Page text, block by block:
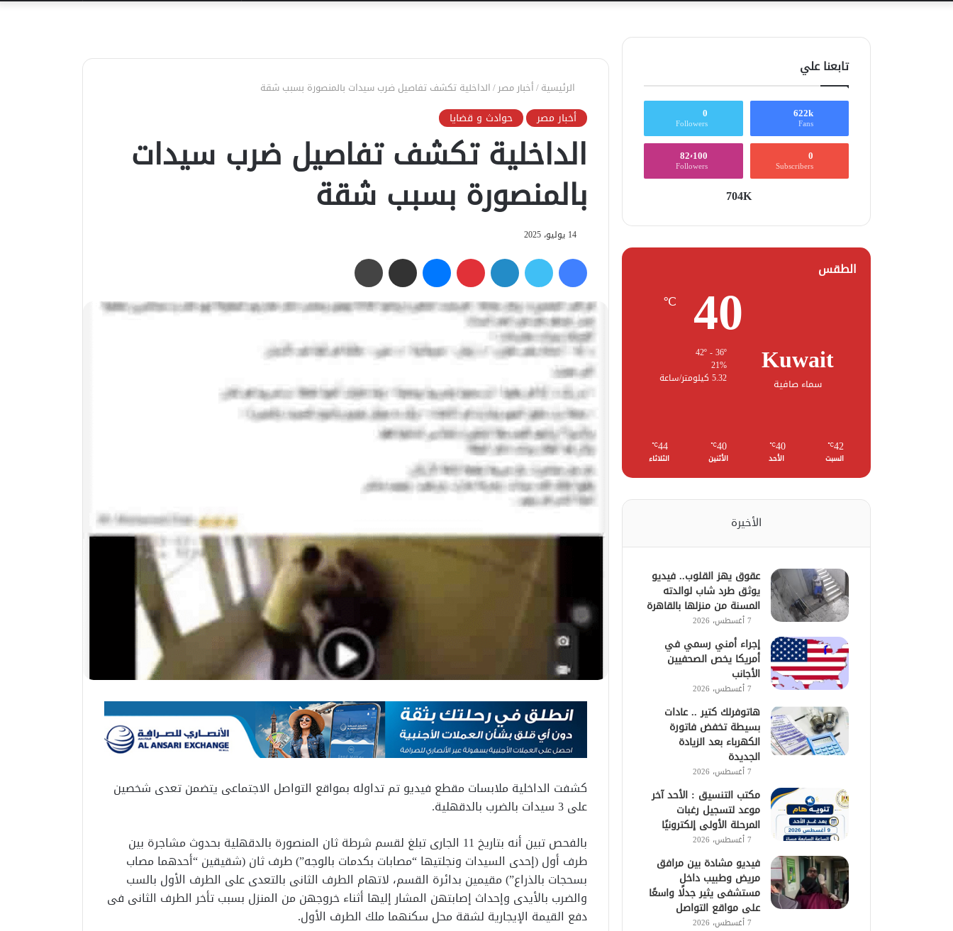
الرئيسية/أخبار مصر/الداخلية تكشف تفاصيل ضرب سيدات بالمنصورة بسبب شقة
أخبار مصر حوادث و قضايا
الداخلية تكشف تفاصيل ضرب سيدات
بالمنصورة بسبب شقة
14 يوليو، 2025
فيسبوك تويتر لينكدإن بينتيريست ماسنجر مشاركة عبر البريد
كشفت الداخلية ملابسات مقطع فيديو تم تداوله بمواقع التواصل الاجتماعى يتضمن تعدى شخصين
على 3 سيدات بالضرب بالدقهلية.
بالفحص تبين أنه بتاريخ 11 الجارى تبلغ لقسم شرطة ثان المنصورة بالدقهلية بحدوث مشاجرة بين
طرف أول (إحدى السيدات ونجلتيها “مصابات بكدمات بالوجه”) طرف ثان (شقيقين “أحدهما مصاب
بسحجات بالذراع”) مقيمين بدائرة القسم، لاتهام الطرف الثانى بالتعدى على الطرف الأول بالسب
والضرب بالأيدى وإحداث إصابتهن المشار إليها أثناء خروجهن من المنزل بسبب تأخر الطرف الثانى فى
دفع القيمة الإيجارية لشقة محل سكنهما ملك الطرف الأول.
تابعنا علي
622k
Fans
0
Followers
0
Subscribers
82٬100
Followers
704K
الطقس
Kuwait
سماء صافية
40
℃
42º - 36º
21%
5.32 كيلومتر/ساعة
42
℃
السبت
40
℃
الأحد
40
℃
الأثنين
44
℃
الثلاثاء
الأخيرة
عقوق يهز القلوب.. فيديو
يوثق طرد شاب لوالدته
المسنة من منزلها بالقاهرة
7 أغسطس، 2026
إجراء أمني رسمي في
أمريكا يخص الصحفيين
الأجانب
7 أغسطس، 2026
هاتوفرلك كتير .. عادات
بسيطة تخفض فاتورة
الكهرباء بعد الزيادة
الجديدة
7 أغسطس، 2026
مكتب التنسيق : الأحد آخر
موعد لتسجيل رغبات
المرحلة الأولى إلكترونيًا
7 أغسطس، 2026
فيديو مشادة بين مرافق
مريض وطبيب داخل
مستشفى يثير جدلًا واسعًا
على مواقع التواصل
7 أغسطس، 2026